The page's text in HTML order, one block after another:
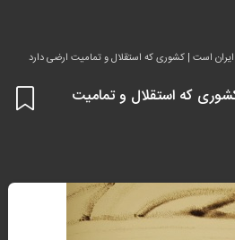
ایران است | کشوری که استقلال و تمامیت ارضی دارد
که استقلال و تمامیت